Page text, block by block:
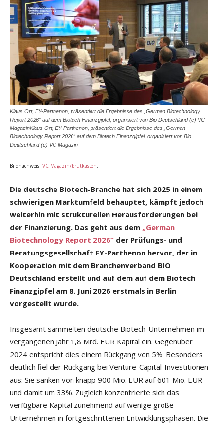
Klaus Ort, EY-Parthenon, präsentiert die Ergebnisse des „German Biotechnology
Report 2026“ auf dem Biotech Finanzgipfel, organisiert von Bio Deutschland (c) VC
MagazinKlaus Ort, EY-Parthenon, präsentiert die Ergebnisse des „German
Biotechnology Report 2026“ auf dem Biotech Finanzgipfel, organisiert von Bio
Deutschland (c) VC Magazin
Bildnachweis: VC Magazin/brutkasten.
Die deutsche Biotech-Branche hat sich 2025 in einem
schwierigen Marktumfeld behauptet, kämpft jedoch
weiterhin mit strukturellen Herausforderungen bei
der Finanzierung. Das geht aus dem „German
Biotechnology Report 2026“ der Prüfungs- und
Beratungsgesellschaft EY-Parthenon hervor, der in
Kooperation mit dem Branchenverband BIO
Deutschland erstellt und auf dem auf dem Biotech
Finanzgipfel am 8. Juni 2026 erstmals in Berlin
vorgestellt wurde.
Insgesamt sammelten deutsche Biotech-Unternehmen im
vergangenen Jahr 1,8 Mrd. EUR Kapital ein. Gegenüber
2024 entspricht dies einem Rückgang von 5%. Besonders
deutlich fiel der Rückgang bei Venture-Capital-Investitionen
aus: Sie sanken von knapp 900 Mio. EUR auf 601 Mio. EUR
und damit um 33%. Zugleich konzentrierte sich das
verfügbare Kapital zunehmend auf wenige große
Unternehmen in fortgeschrittenen Entwicklungsphasen. Die